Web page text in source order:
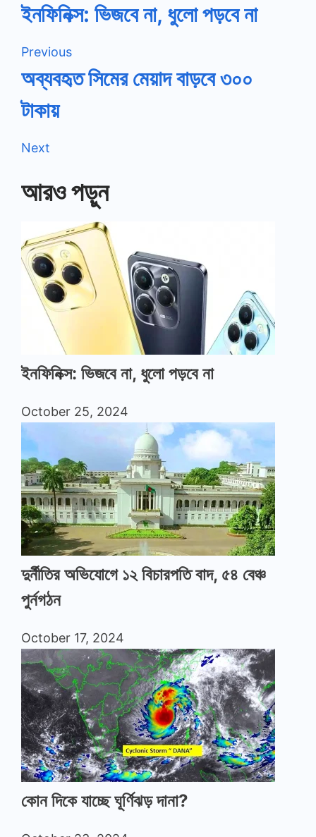
Post
Navigation
ইনফিনিক্স: ভিজবে না, ধুলো পড়বে না
Previous
অব্যবহৃত সিমের মেয়াদ বাড়বে ৩০০
টাকায়
Next
আরও পড়ুন
ইনফিনিক্স: ভিজবে না, ধুলো পড়বে না
October 25, 2024
দুর্নীতির অভিযোগে ১২ বিচারপতি বাদ, ৫৪ বেঞ্চ
পুর্নগঠন
October 17, 2024
কোন দিকে যাচ্ছে ঘূর্ণিঝড় দানা?